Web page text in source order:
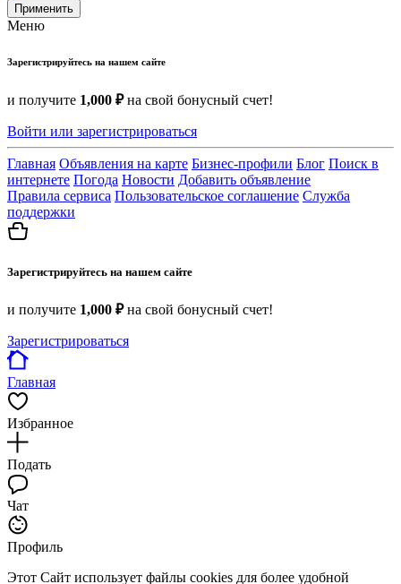
Применить
Меню
Зарегистрируйтесь на нашем сайте
и получите 1,000 ₽на свой бонусный счет!
Войти или зарегистрироваться
Главная Объявления на карте Бизнес-профили Блог Поиск в
интернете Погода Новости Добавить объявление
Правила сервиса Пользовательское соглашение Служба
поддержки
Зарегистрируйтесь на нашем сайте
и получите 1,000 ₽на свой бонусный счет!
Зарегистрироваться
Главная
Избранное
Подать
Чат
Профиль
Этот Сайт использует файлы cookies для более удобной